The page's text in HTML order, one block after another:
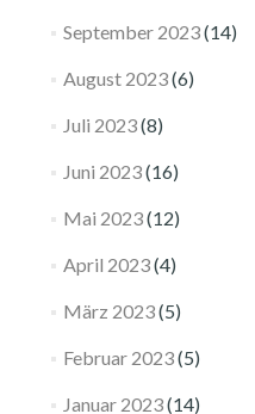
September 2023(14)
August 2023(6)
Juli 2023(8)
Juni 2023(16)
Mai 2023(12)
April 2023(4)
März 2023(5)
Februar 2023(5)
Januar 2023(14)